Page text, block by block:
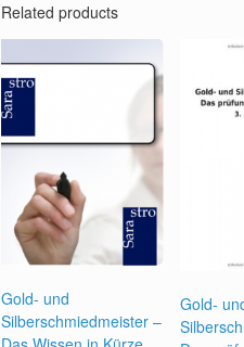
Related products
Gold- und
Silberschmiedmeister –
Gold-